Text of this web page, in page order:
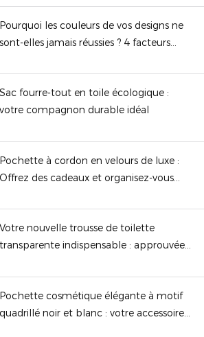
Pourquoi les couleurs de vos designs ne
sont-elles jamais réussies ? 4 facteurs
couleurs !
Sac fourre-tout en toile écologique :
votre compagnon durable idéal
Pochette à cordon en velours de luxe :
Offrez des cadeaux et organisez-vous
supérieure.
Votre nouvelle trousse de toilette
transparente indispensable : approuvée
toutes vos aventures.
Pochette cosmétique élégante à motif
quadrillé noir et blanc : votre accessoire